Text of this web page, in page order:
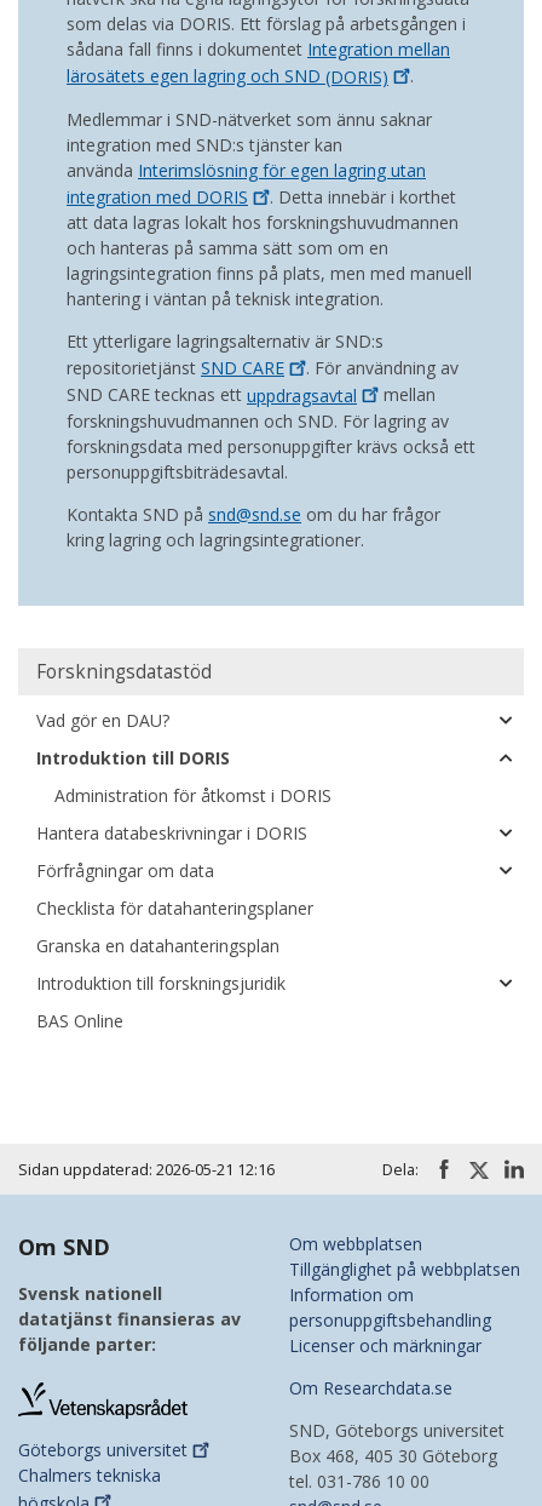
som delas via DORIS. Ett förslag på arbetsgången i
sådana fall finns i dokumentet Integration mellan
lärosätets egen lagring och SND (DORIS)
.
Medlemmar i SND-nätverket som ännu saknar
integration med SND:s tjänster kan
använda Interimslösning för egen lagring utan
integration med DORIS
. Detta innebär i korthet
att data lagras lokalt hos forskningshuvudmannen
och hanteras på samma sätt som om en
lagringsintegration finns på plats, men med manuell
hantering i väntan på teknisk integration.
Ett ytterligare lagringsalternativ är SND:s
repositorietjänst SND CARE
. För användning av
SND CARE tecknas ett uppdragsavtal
mellan
forskningshuvudmannen och SND. För lagring av
forskningsdata med personuppgifter krävs också ett
personuppgiftsbiträdesavtal.
Kontakta SND på snd@snd.se om du har frågor
kring lagring och lagringsintegrationer.
Huvudmeny
Forskningsdatastöd
Vad gör en DAU?
Introduktion till DORIS
Administration för åtkomst i DORIS
Hantera databeskrivningar i DORIS
Förfrågningar om data
Checklista för datahanteringsplaner
Granska en datahanteringsplan
Introduktion till forskningsjuridik
BAS Online
Sidan uppdaterad: 2026-05-21 12:16 Dela:
Om SND
Svensk nationell
datatjänst finansieras av
följande parter:
Göteborgs universitet
Chalmers tekniska
Om webbplatsen
Tillgänglighet på webbplatsen
Information om
personuppgiftsbehandling
Licenser och märkningar
Om Researchdata.se
SND, Göteborgs universitet
Box 468, 405 30 Göteborg
tel. 031-786 10 00